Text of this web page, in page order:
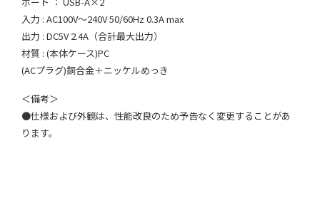
入力 : AC100V～240V 50/60Hz 0.3A max
出力 : DC5V 2.4A（合計最大出力）
材質 : (本体ケース)PC
(ACプラグ)銅合金＋ニッケルめっき
＜備考＞
●仕様および外観は、性能改良のため予告なく変更することがあ
ります。